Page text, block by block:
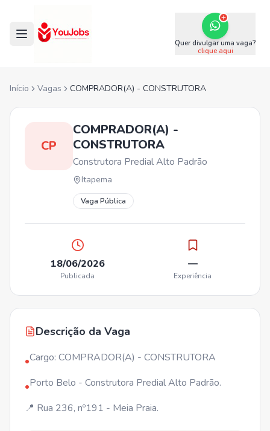
Quer divulgar uma vaga?
clique aqui
Início Vagas COMPRADOR(A) - CONSTRUTORA
CP
COMPRADOR(A) -
CONSTRUTORA
Construtora Predial Alto Padrão
Itapema
Vaga Pública
18/06/2026
Publicada
—
Experiência
Descrição da Vaga
•Cargo: COMPRADOR(A) - CONSTRUTORA
•Porto Belo - Construtora Predial Alto Padrão.
📍 Rua 236, nº191 - Meia Praia.